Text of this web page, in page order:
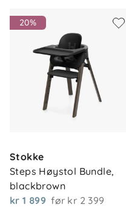
20%
Stokke
Steps Høystol Bundle,
blackbrown
kr 1 899 før kr 2 399